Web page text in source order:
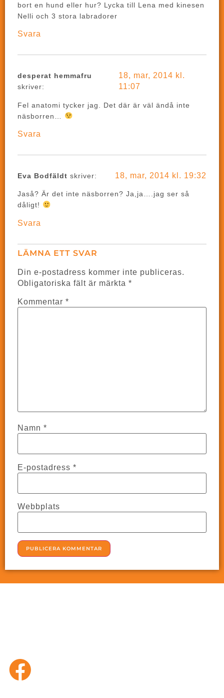
bort en hund eller hur? Lycka till Lena med kinesen
Nelli och 3 stora labradorer
Svara
desperat hemmafru
skriver:
18, mar, 2014 kl.
11:07
Fel anatomi tycker jag. Det där är väl ändå inte
näsborren…
Svara
Eva Bodfäldt skriver: 18, mar, 2014 kl. 19:32
Jaså? Är det inte näsborren? Ja,ja….jag ser så
dåligt!
Svara
LÄMNA ETT SVAR
Din e-postadress kommer inte publiceras.
Obligatoriska fält är märkta*
Kommentar*
Namn*
E-postadress*
Webbplats